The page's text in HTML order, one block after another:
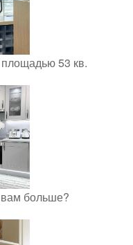
53 кв.
вам больше?